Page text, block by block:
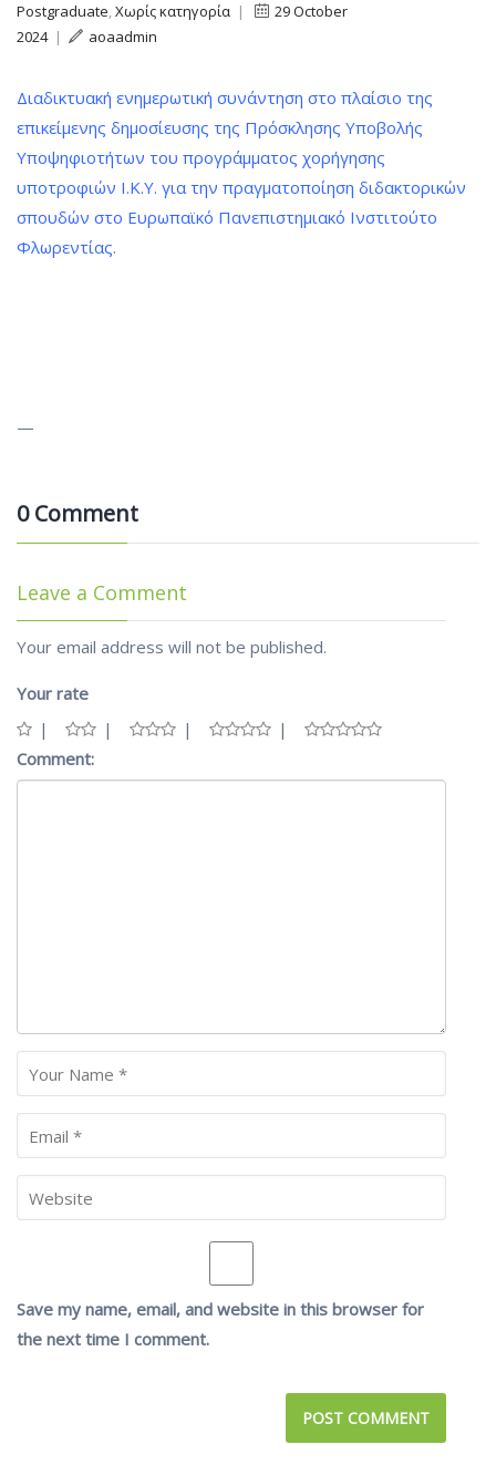
Postgraduate,Χωρίς κατηγορία |
29 October
2024| aoaadmin
Διαδικτυακή ενημερωτική συνάντηση στο πλαίσιο της
επικείμενης δημοσίευσης της Πρόσκλησης Υποβολής
Υποψηφιοτήτων του προγράμματος χορήγησης
υποτροφιών Ι.Κ.Υ. για την πραγματοποίηση διδακτορικών
σπουδών στο Ευρωπαϊκό Πανεπιστημιακό Ινστιτούτο
Φλωρεντίας.
—
0 Comment
Leave a Comment
Your email address will not be published.
Your rate
Comment:
Save my name, email, and website in this browser for
the next time I comment.